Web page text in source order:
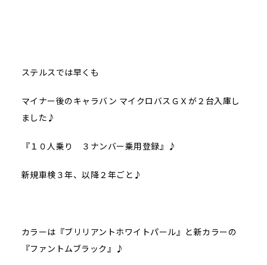
ステルスでは早くも
マイナー後のキャラバン マイクロバスＧＸが２台入庫し
ました♪
『１０人乗り ３ナンバー乗用登録』♪
新規車検３年、以降２年ごと♪
カラーは『ブリリアントホワイトパール』と新カラーの
『ファントムブラック』♪